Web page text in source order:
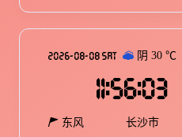
2026-08-08 SAT 阴 30℃
11:56:05
东风 长沙市